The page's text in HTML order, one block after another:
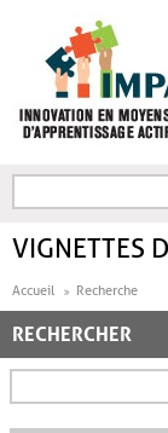
FORMULAIRE DE
VIGNETTES
Accueil Recherche
RECHERCHER